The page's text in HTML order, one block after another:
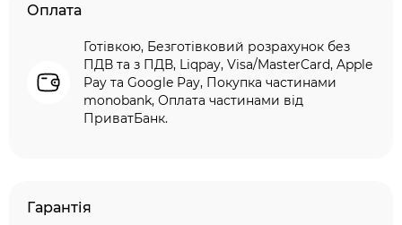
Оплата
Готівкою, Безготівковий розрахунок без
ПДВ та з ПДВ, Liqpay, Visa/MasterCard, Apple
Pay та Google Pay, Покупка частинами
monobank, Оплата частинами від
ПриватБанк.
Гарантія